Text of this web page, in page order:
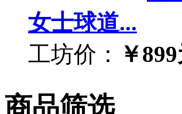
女士球道...
工坊价：
￥
商品筛选